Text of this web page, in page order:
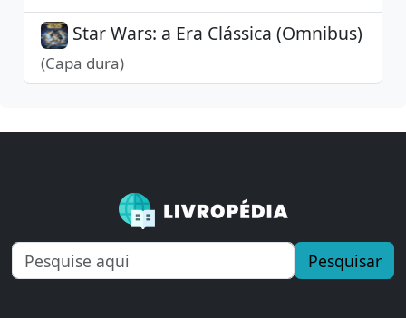
Star Wars: a Era Clássica (Omnibus)
(Capa dura)
Pesquisar